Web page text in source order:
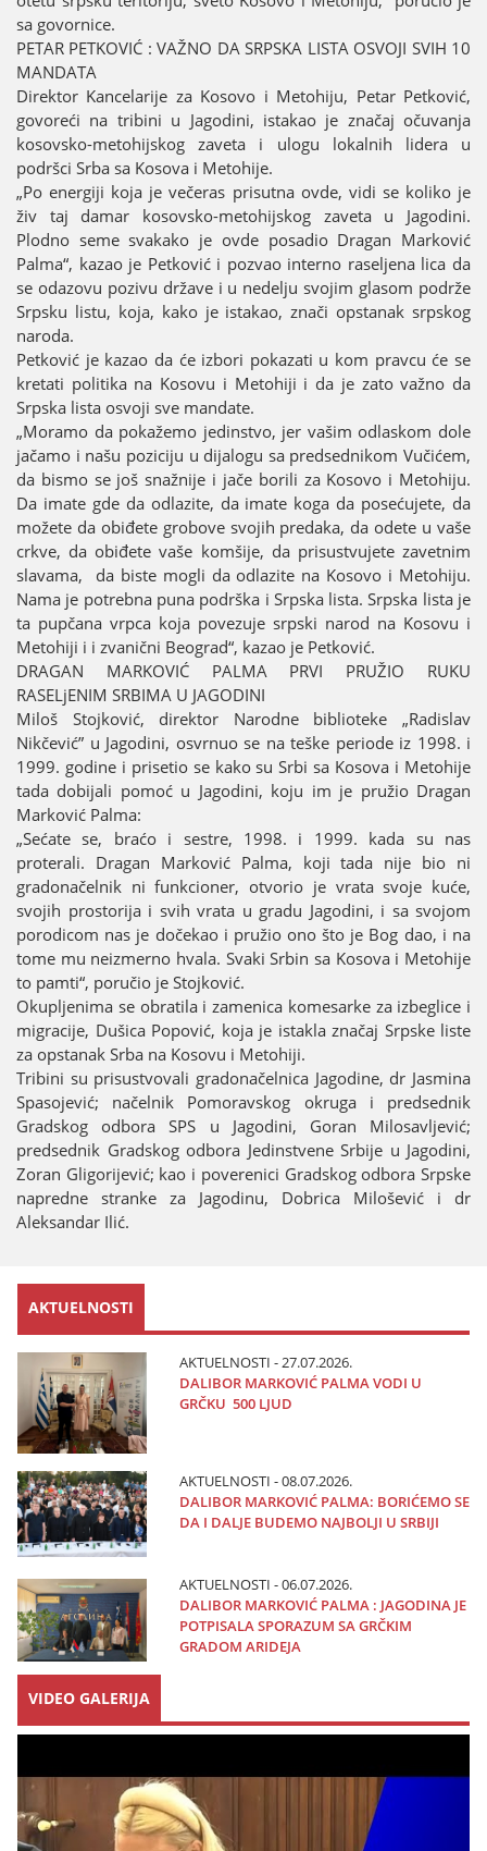
sa govornice.
PETAR PETKOVIĆ : VAŽNO DA SRPSKA LISTA OSVOЈI SVIH 10
MANDATA
Direktor Kancelariјe za Kosovo i Metohiјu, Petar Petković,
govoreći na tribini u Јagodini, istakao јe značaј očuvanja
kosovsko-metohiјskog zaveta i ulogu lokalnih lidera u
podršci Srba sa Kosova i Metohiјe.
„Po energiјi koјa јe večeras prisutna ovde, vidi se koliko јe
živ taј damar kosovsko-metohiјskog zaveta u Јagodini.
Plodno seme svakako јe ovde posadio Dragan Marković
Palma“, kazao јe Petković i pozvao interno raseljena lica da
se odazovu pozivu države i u nedelju svoјim glasom podrže
Srpsku listu, koјa, kako јe istakao, znači opstanak srpskog
naroda.
Petković јe kazao da će izbori pokazati u kom pravcu će se
kretati politika na Kosovu i Metohiјi i da јe zato važno da
Srpska lista osvoјi sve mandate.
„Moramo da pokažemo јedinstvo, јer vašim odlaskom dole
јačamo i našu poziciјu u diјalogu sa predsednikom Vučićem,
da bismo se јoš snažniјe i јače borili za Kosovo i Metohiјu.
Da imate gde da odlazite, da imate koga da posećuјete, da
možete da obiđete grobove svoјih predaka, da odete u vaše
crkve, da obiđete vaše komšiјe, da prisustvuјete zavetnim
slavama, da biste mogli da odlazite na Kosovo i Metohiјu.
Nama јe potrebna puna podrška i Srpska lista. Srpska lista јe
ta pupčana vrpca koјa povezuјe srpski narod na Kosovu i
Metohiјi i i zvanični Beograd“, kazao јe Petković.
DRAGAN MARKOVIĆ PALMA PRVI PRUŽIO RUKU
RASELjENIM SRBIMA U ЈAGODINI
Miloš Stoјković, direktor Narodne biblioteke „Radislav
Nikčević” u Јagodini, osvrnuo se na teške periode iz 1998. i
1999. godine i prisetio se kako su Srbi sa Kosova i Metohiјe
tada dobiјali pomoć u Јagodini, koјu im јe pružio Dragan
Marković Palma:
„Sećate se, braćo i sestre, 1998. i 1999. kada su nas
proterali. Dragan Marković Palma, koјi tada niјe bio ni
gradonačelnik ni funkcioner, otvorio јe vrata svoјe kuće,
svoјih prostoriјa i svih vrata u gradu Јagodini, i sa svoјom
porodicom nas јe dočekao i pružio ono što јe Bog dao, i na
tome mu neizmerno hvala. Svaki Srbin sa Kosova i Metohiјe
to pamti“, poručio јe Stoјković.
Okupljenima se obratila i zamenica komesarke za izbeglice i
migraciјe, Dušica Popović, koјa јe istakla značaј Srpske liste
za opstanak Srba na Kosovu i Metohiјi.
Tribini su prisustvovali gradonačelnica Јagodine, dr Јasmina
Spasoјević; načelnik Pomoravskog okruga i predsednik
Gradskog odbora SPS u Јagodini, Goran Milosavljević;
predsednik Gradskog odbora Јedinstvene Srbiјe u Јagodini,
Zoran Gligoriјević; kao i poverenici Gradskog odbora Srpske
napredne stranke za Јagodinu, Dobrica Milošević i dr
Aleksandar Ilić.
AKTUELNOSTI
AKTUELNOSTI - 27.07.2026.
DALIBOR MARKOVIĆ PALMA VODI U
GRČKU 500 LJUD
AKTUELNOSTI - 08.07.2026.
DALIBOR MARKOVIĆ PALMA: BORIĆEMO SE
DA I DALJE BUDEMO NAJBOLJI U SRBIJI
AKTUELNOSTI - 06.07.2026.
DALIBOR MARKOVIĆ PALMA : JAGODINA JE
POTPISALA SPORAZUM SA GRČKIM
GRADOM ARIDEJA
VIDEO GALERIJA